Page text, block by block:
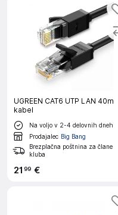
UGREEN CAT6 UTP LAN 40m
kabel
Na voljo v 2-4 delovnih dneh
Prodajalec Big Bang
Brezplačna poštnina za člane
kluba
21 99 €